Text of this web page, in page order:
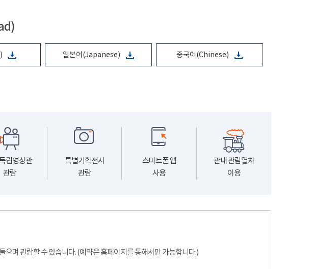
일본어(Japanese) 중국어(Chinese)
립영상관
관람
특별기획전시
관람
스마트폰 앱
사용
관내 관람열차
이용
으며 관람할 수 있습니다. (예약은 홈페이지를 통해서만 가능합니다.)